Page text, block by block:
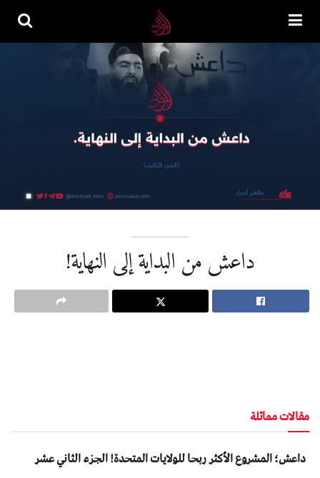
داعش من البداية إلى النهاية!
مقالات مماثلة
داعش؛ المشروع الأكثر ربحا للولايات المتحدة! الجزء الثاني عشر